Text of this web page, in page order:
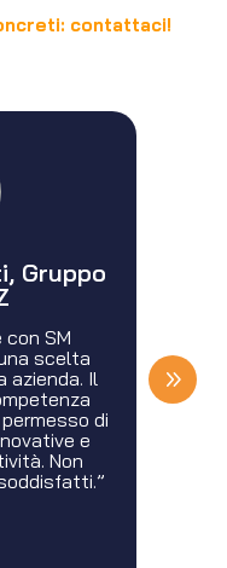
contattaci!
Gruppo
con SM
scelta
azienda. Il
di
e
Non